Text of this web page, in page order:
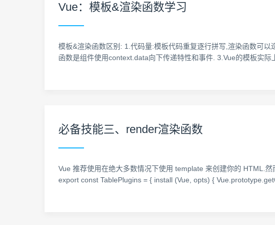
Vue：模板&渲染函数学习
模板&渲染函数区别: 1.代码量:模板代码重复逐行拼写,渲染函数可
函数是组件使用context.data向下传递特性和事件. 3.Vue的模板实
必备技能三、render渲染函数
Vue 推荐使用在绝大多数情况下使用 template 来创建你的 HTML.
export const TablePlugins = { install (Vue, opts) {